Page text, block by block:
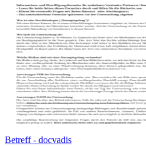
Betreff - docvadis